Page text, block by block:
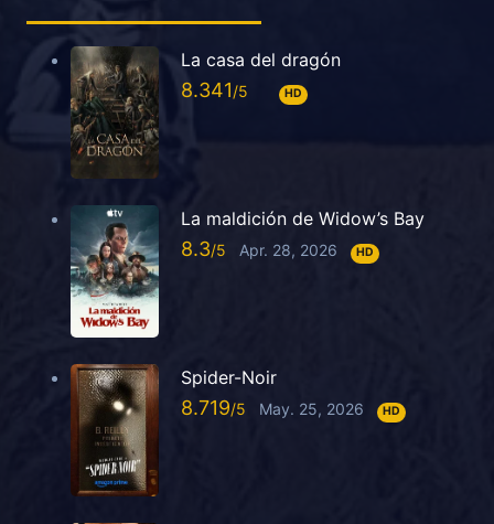
La casa del dragón
8.341 HD
La maldición de Widow’s Bay
8.3 Apr. 28, 2026 HD
Spider-Noir
8.719 May. 25, 2026 HD